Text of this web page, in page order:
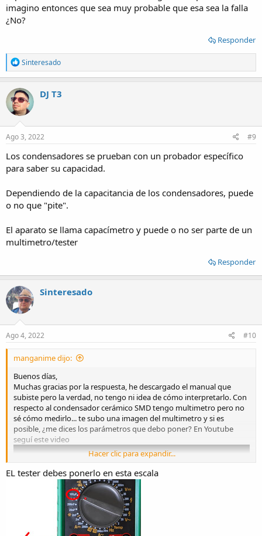
imagino entonces que sea muy probable que esa sea la falla
¿No?
Responder
R
e
a
c
t
i
o
n
s
Sinteresado
DJ T3
Ago 3, 2022 #9
Los condensadores se prueban con un probador específico
para saber su capacidad.
Dependiendo de la capacitancia de los condensadores, puede
o no que "pite".
El aparato se llama capacímetro y puede o no ser parte de un
multimetro/tester
Responder
Sinteresado
Ago 4, 2022 #10
manganime dijo:
Buenos días,
Muchas gracias por la respuesta, he descargado el manual que
subiste pero la verdad, no tengo ni idea de cómo interpretarlo. Con
respecto al condensador cerámico SMD tengo multimetro pero no
sé cómo medirlo... te subo una imagen del multimetro y si es
posible, ¿me dices los parámetros que debo poner? En Youtube
seguí este video
Hacer clic para expandir...
EL tester debes ponerlo en esta escala